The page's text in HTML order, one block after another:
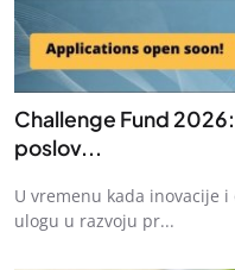
Challenge Fund
poslov...
U vremenu kada inovacije
ulogu u razvoju pr...